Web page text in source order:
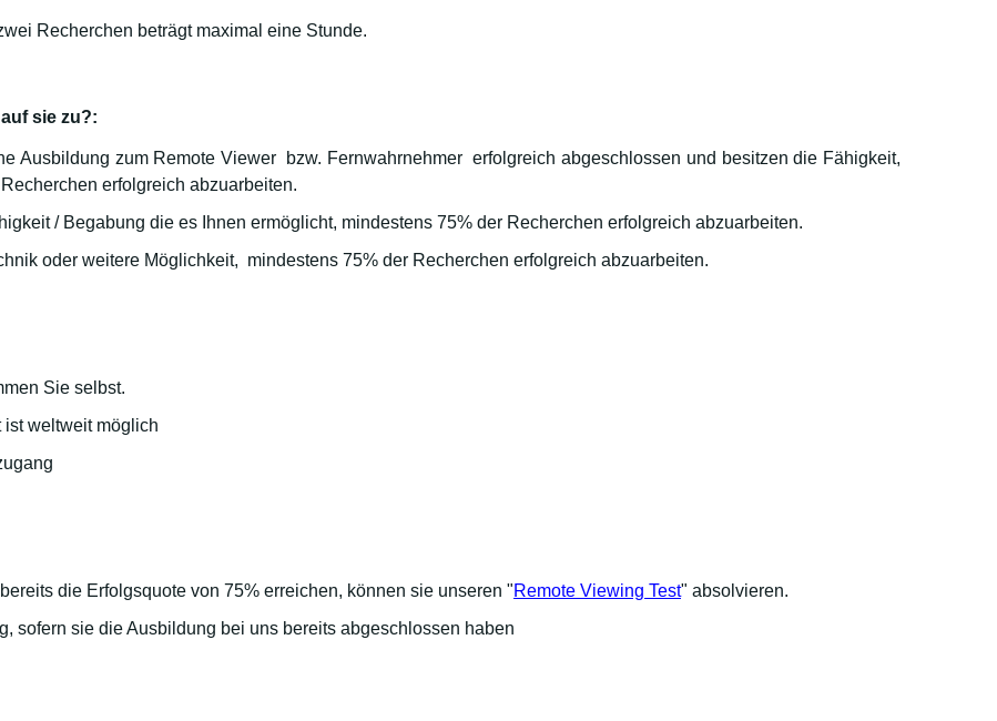
Recherchen beträgt maximal eine Stunde.
sie zu?:
Ausbildung zum Remote Viewer bzw. Fernwahrnehmer erfolgreich abgeschlossen und besitzen die Fähigkeit,
erfolgreich abzuarbeiten.
/ Begabung die es Ihnen ermöglicht, mindestens 75% der Recherchen erfolgreich abzuarbeiten.
oder weitere Möglichkeit, mindestens 75% der Recherchen erfolgreich abzuarbeiten.
Sie selbst.
ist weltweit möglich
die Erfolgsquote von 75% erreichen, können sie unseren "Remote Viewing Test" absolvieren.
sofern sie die Ausbildung bei uns bereits abgeschlossen haben